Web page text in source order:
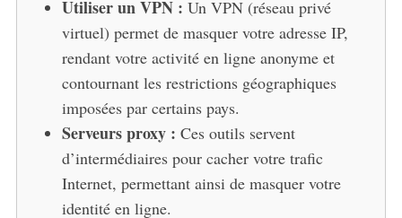
Utiliser un VPN : Un VPN (réseau privé
virtuel) permet de masquer votre adresse IP,
rendant votre activité en ligne anonyme et
contournant les restrictions géographiques
imposées par certains pays.
Serveurs proxy : Ces outils servent
d’intermédiaires pour cacher votre trafic
Internet, permettant ainsi de masquer votre
identité en ligne.